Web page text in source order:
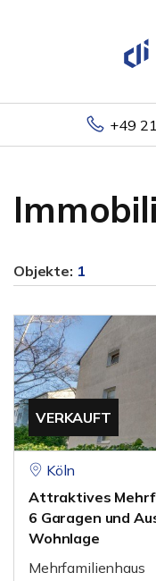
+49
Objekte: 1
VERKAUFT
Köln
Attraktives
6 Garagen und
Wohnlage
Mehrfamilienhaus